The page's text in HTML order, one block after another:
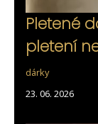
Pletené
pletení
dárky
23. 06. 2026